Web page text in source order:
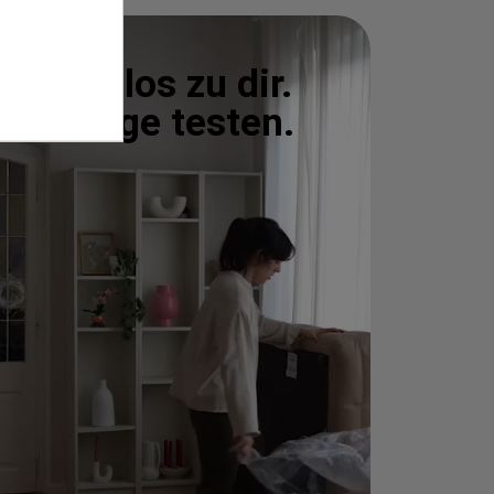
Kostenlos zu dir.
100 Tage testen.